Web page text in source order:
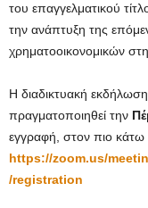
του επαγγελματικού
την ανάπτυξη της
χρηματοοικονομικών
Η διαδικτυακή
πραγματοποιηθεί την
εγγραφή, στον πιο
https://zoom.us/
/registration